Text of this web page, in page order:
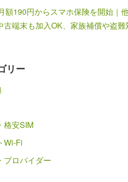
額190円からスマホ保険を開始｜
古端末も加入OK、家族補償や盗難
リー
格安SIM
Wi-Fi
プロバイダー